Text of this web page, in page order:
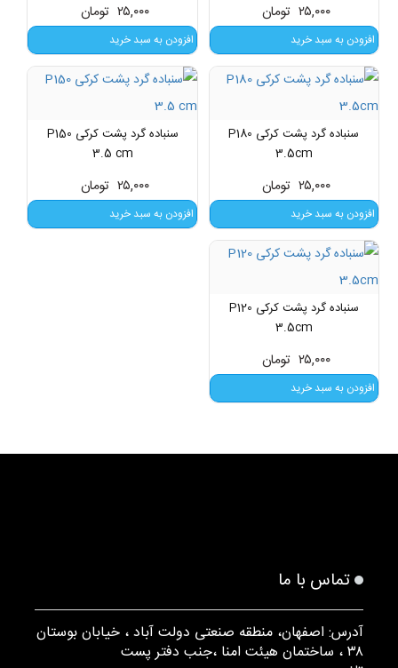
تومان ۲۵,۰۰۰
افزودن به سبد خرید
تومان ۲۵,۰۰۰
افزودن به سبد خرید
سنباده گرد پشت کرکی P180
3.5cm
تومان ۲۵,۰۰۰
افزودن به سبد خرید
سنباده گرد پشت کرکی P150
3.5 cm
تومان ۲۵,۰۰۰
افزودن به سبد خرید
سنباده گرد پشت کرکی P120
3.5cm
تومان ۲۵,۰۰۰
افزودن به سبد خرید
تماس با ما
آدرس: اصفهان، منطقه صنعتی دولت آباد ، خیابان بوستان
۳۸ ، ساختمان هیئت امنا ،جنب دفتر پست